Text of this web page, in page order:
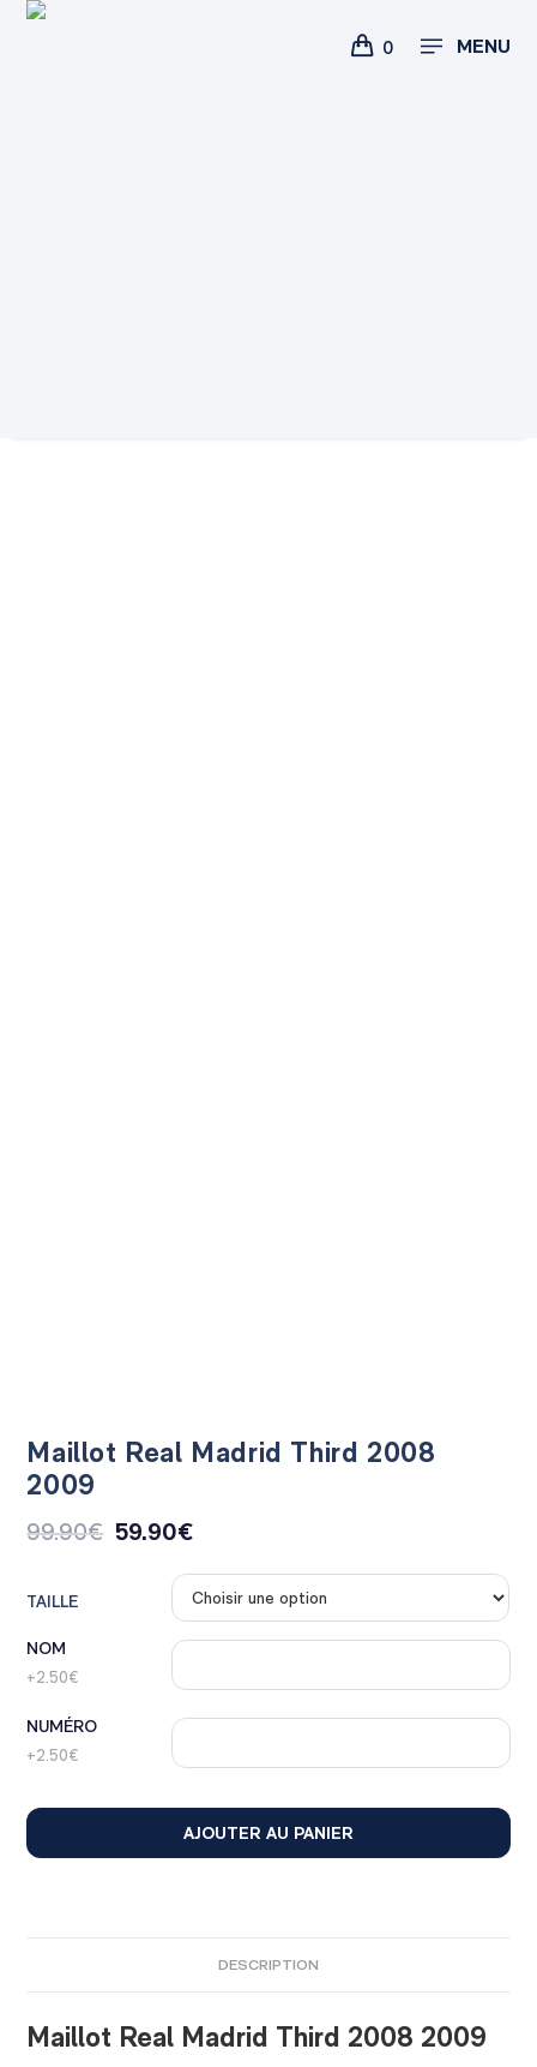
0 MENU
Maillot Real Madrid Third 2008
2009
99.90€ 59.90€
TAILLE
NOM
+2.50€
NUMÉRO
+2.50€
AJOUTER AU PANIER
DESCRIPTION
Maillot Real Madrid Third 2008 2009